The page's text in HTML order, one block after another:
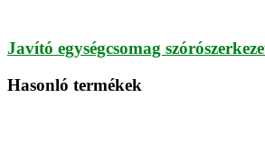
Javító egységcsomag
Hasonló termékek